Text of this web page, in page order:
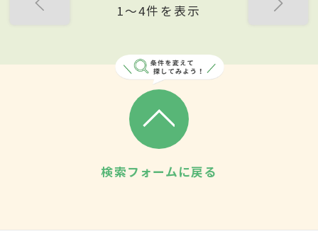
1〜4件を表示
検索フォームに戻る